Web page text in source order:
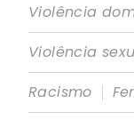
Violência
Violência
Racismo |